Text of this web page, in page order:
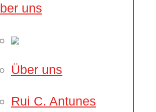
uns
Über uns
Rui C. Antunes